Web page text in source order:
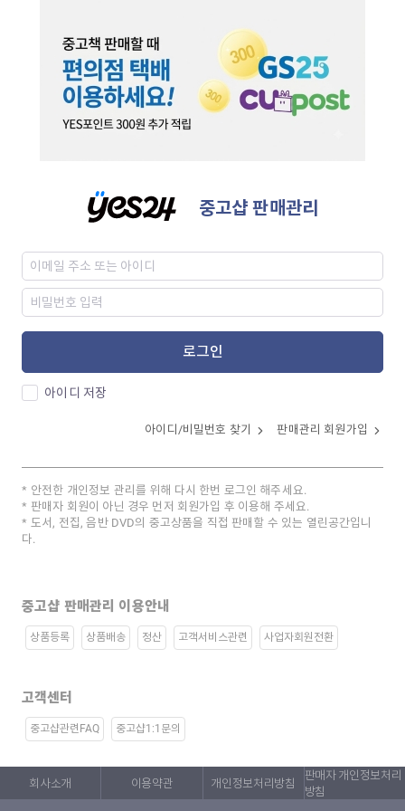
중고샵 판매관리
로그인
아이디 저장
아이디/비밀번호 찾기 판매관리 회원가입
안전한 개인정보 관리를 위해 다시 한번 로그인 해주세요.
판매자 회원이 아닌 경우 먼저 회원가입 후 이용해 주세요.
도서, 전집, 음반 DVD의 중고상품을 직접 판매할 수 있는 열린공간입니
다.
중고샵 판매관리 이용안내
상품등록 상품배송 정산 고객서비스관련 사업자회원전환
고객센터
중고샵관련FAQ 중고샵1:1문의
회사소개 이용약관 개인정보처리방침
판매자 개인정보처리
방침